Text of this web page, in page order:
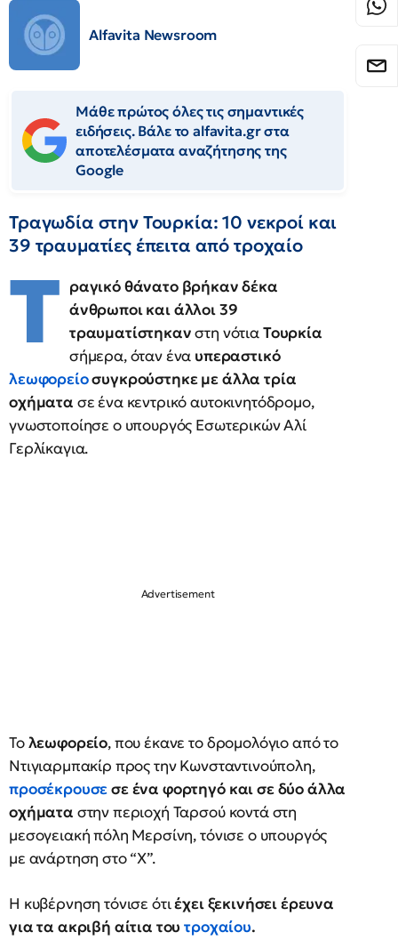
Alfavita Newsroom
Μάθε πρώτος όλες τις σημαντικές
ειδήσεις. Βάλε το alfavita.gr στα
αποτελέσματα αναζήτησης της
Google
Τραγωδία στην Τουρκία: 10 νεκροί και
39 τραυματίες έπειτα από τροχαίο
Τ ραγικό θάνατο βρήκαν δέκα
άνθρωποι και άλλοι 39
τραυματίστηκανστη νότιαΤουρκία
σήμερα, όταν ένα υπεραστικό
λεωφορείοσυγκρούστηκε με άλλα τρία
οχήματα σε ένα κεντρικό αυτοκινητόδρομο,
γνωστοποίησε ο υπουργός Εσωτερικών Αλί
Γερλίκαγια.
Τολεωφορείο, που έκανε το δρομολόγιο από το
Ντιγιαρμπακίρ προς την Κωνσταντινούπολη,
προσέκρουσεσε ένα φορτηγό και σε δύο άλλα
οχήματα στην περιοχή Ταρσού κοντά στη
μεσογειακή πόλη Μερσίνη, τόνισε ο υπουργός
με ανάρτηση στο “X”.
Η κυβέρνηση τόνισε ότιέχει ξεκινήσει έρευνα
για τα ακριβή αίτια τουτροχαίου.